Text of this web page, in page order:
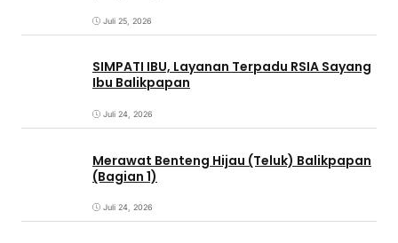
Juli 25, 2026
SIMPATI IBU, Layanan Terpadu RSIA Sayang
Ibu Balikpapan
Juli 24, 2026
Merawat Benteng Hijau (Teluk) Balikpapan
(Bagian 1)
Juli 24, 2026